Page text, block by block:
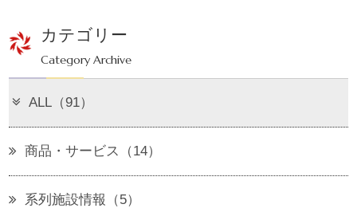
カテゴリー
Category Archive
ALL（91）
商品・サービス（14）
系列施設情報（5）